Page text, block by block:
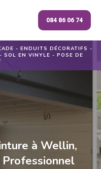
084 86 06 74
- ENDUITS DÉCORATIFS -
SOL EN VINYLE - POSE DE
à Wellin,